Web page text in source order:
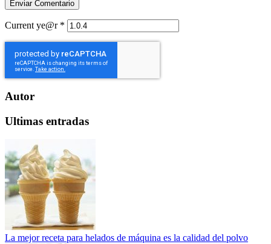
Current ye@r *
Autor
Ultimas entradas
La mejor receta para helados de máquina es la calidad del polvo